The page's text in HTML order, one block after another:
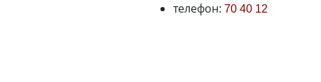
телефон: 70 40 12